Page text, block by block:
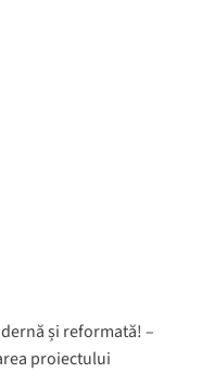
și reformată! –
proiectului